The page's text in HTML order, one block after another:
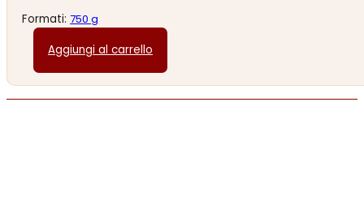
Formati:750 g
Aggiungi al carrello